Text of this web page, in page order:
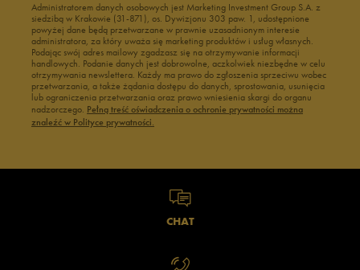
Administratorem danych osobowych jest Marketing Investment Group S.A. z
siedzibą w Krakowie (31-871), os. Dywizjonu 303 paw. 1, udostępnione
powyżej dane będą przetwarzane w prawnie uzasadnionym interesie
administratora, za który uważa się marketing produktów i usług własnych.
Podając swój adres mailowy zgadzasz się na otrzymywanie informacji
handlowych. Podanie danych jest dobrowolne, aczkolwiek niezbędne w celu
otrzymywania newslettera. Każdy ma prawo do zgłoszenia sprzeciwu wobec
przetwarzania, a także żądania dostępu do danych, sprostowania, usunięcia
lub ograniczenia przetwarzania oraz prawo wniesienia skargi do organu
nadzorczego. Pełną treść oświadczenia o ochronie prywatności można
znaleźć w Polityce prywatności.
CHAT